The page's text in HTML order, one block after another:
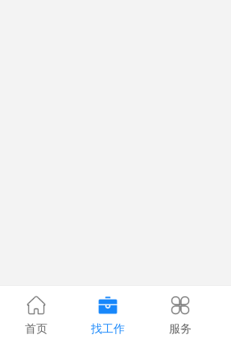
首页 找工作 服务